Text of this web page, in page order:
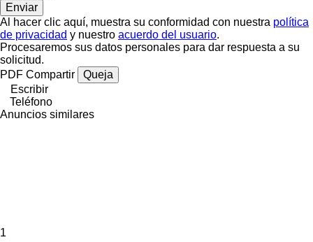
Al hacer clic aquí, muestra su conformidad con nuestra política
de privacidad y nuestro acuerdo del usuario.
Procesaremos sus datos personales para dar respuesta a su
solicitud.
PDF Compartir
Queja
Escribir
Teléfono
Anuncios similares
1